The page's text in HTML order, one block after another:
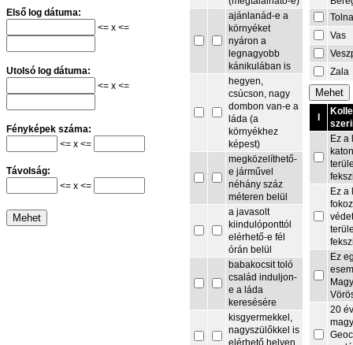
Első log dátuma:
<= x <=
Utolsó log dátuma:
<= x <=
Fényképek száma:
<= x <=
Távolság:
<= x <=
ajánlanád-e a
környéket
nyáron a
legnagyobb
kánikulában is
hegyen,
csúcson, nagy
dombon van-e a
láda (a
környékhez
képest)
megközelíthető-
e járművel
néhány száz
méteren belül
a javasolt
kiindulóponttól
elérhető-e fél
órán belül
babakocsit toló
család induljon-
e a láda
keresésére
kisgyermekkel,
nagyszülőkkel is
Vas
Zala
Ez a
Ez a
Ez
20